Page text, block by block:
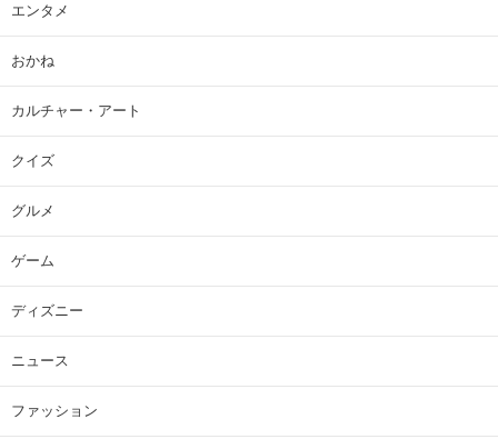
エンタメ
おかね
カルチャー・アート
クイズ
グルメ
ゲーム
ディズニー
ニュース
ファッション